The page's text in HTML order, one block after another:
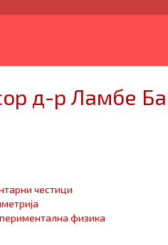
д-р Ламбе
честици
физика